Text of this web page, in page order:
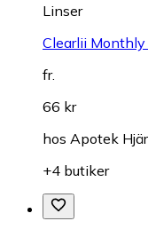
Linser
Clearlii
fr.
66 kr
hos Apotek
+4 butiker